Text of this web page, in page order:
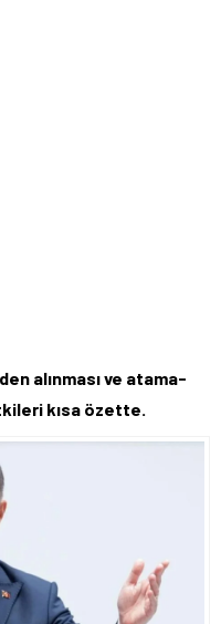
alınması ve atama-
kısa özette.